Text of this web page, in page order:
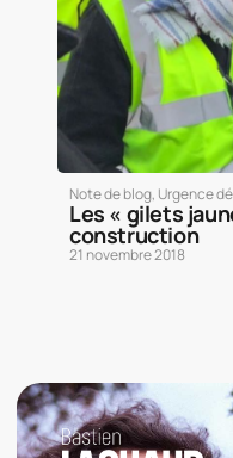
Note de blog, Urgence
Les « gilets
construction
21 novembre 2018